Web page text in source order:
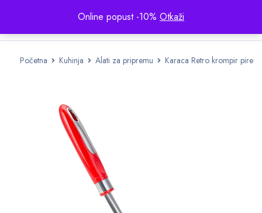
Online popust -10% Otkaži
Početna Kuhinja Alati za pripremu Karaca Retro krompir pire